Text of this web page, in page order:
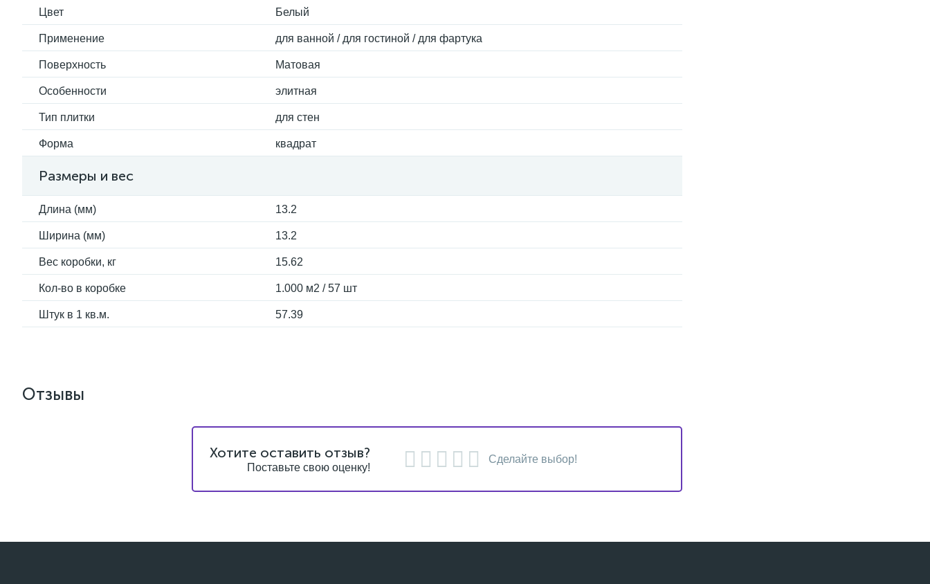
Цвет Белый
Применение для ванной / для гостиной / для фартука
Поверхность Матовая
Особенности элитная
Тип плитки для стен
Форма квадрат
Размеры и вес
Длина (мм) 13.2
Ширина (мм) 13.2
Вес коробки, кг 15.62
Кол-во в коробке 1.000 м2 / 57 шт
Штук в 1 кв.м. 57.39
Отзывы
Хотите оставить отзыв?
Поставьте свою оценку!
Сделайте выбор!